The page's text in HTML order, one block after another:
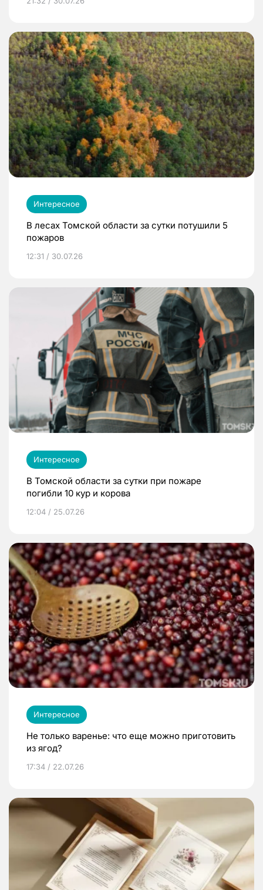
Интересное
В лесах Томской области за сутки потушили 5
пожаров
12:31 / 30.07.26
Интересное
В Томской области за сутки при пожаре
погибли 10 кур и корова
12:04 / 25.07.26
Интересное
Не только варенье: что еще можно приготовить
из ягод?
17:34 / 22.07.26